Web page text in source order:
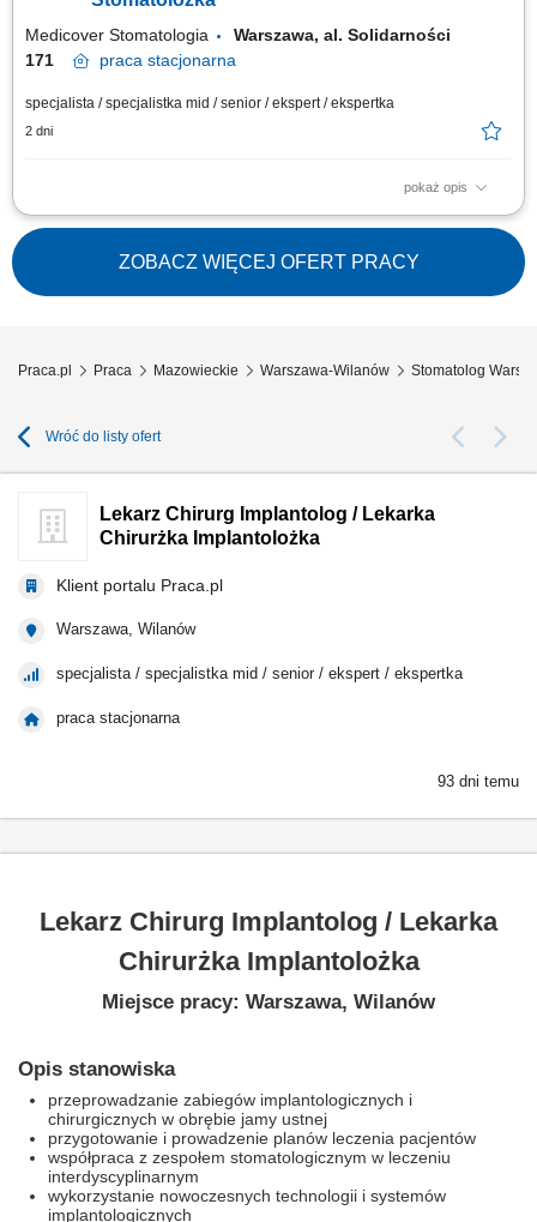
Medicover Stomatologia
Warszawa, al. Solidarności
171
praca stacjonarna
specjalista / specjalistka mid / senior / ekspert / ekspertka
2 dni
pokaż opis
Zapraszamy do współpracy lekarzy dentystów: posiadających prawo
wykonywania zawodu, z doświadczeniem w leczeniu Pacjentów, jesteśmy
również otwarci na lekarzy świeżo po stażu; otwartych na rozwój w
dużym, interdyscyplinarnym zespole, chętnych do pracy na 2 lub więcej
dyżurów w...
ZOBACZ WIĘCEJ OFERT PRACY
Praca.pl Praca Mazowieckie Warszawa-Wilanów Stomatolog
Wróć do listy ofert
Lekarz Chirurg Implantolog / Lekarka
Chirurżka Implantolożka
Klient portalu Praca.pl
Warszawa, Wilanów
specjalista / specjalistka mid / senior / ekspert / ekspertka
praca stacjonarna
93 dni temu
Lekarz Chirurg Implantolog / Lekarka
Chirurżka Implantolożka
Miejsce pracy: Warszawa, Wilanów
Opis stanowiska
przeprowadzanie zabiegów implantologicznych i
chirurgicznych w obrębie jamy ustnej
przygotowanie i prowadzenie planów leczenia pacjentów
współpraca z zespołem stomatologicznym w leczeniu
interdyscyplinarnym
wykorzystanie nowoczesnych technologii i systemów
implantologicznych